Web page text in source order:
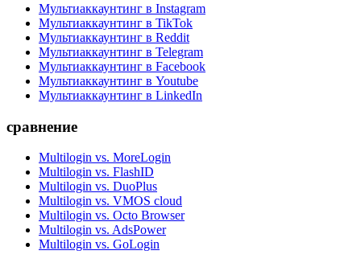
Мультиаккаунтинг в Instagram
Мультиаккаунтинг в TikTok
Мультиаккаунтинг в Reddit
Мультиаккаунтинг в Telegram
Мультиаккаунтинг в Facebook
Мультиаккаунтинг в Youtube
Мультиаккаунтинг в LinkedIn
сравнение
Multilogin vs. MoreLogin
Multilogin vs. FlashID
Multilogin vs. DuoPlus
Multilogin vs. VMOS cloud
Multilogin vs. Octo Browser
Multilogin vs. AdsPower
Multilogin vs. GoLogin